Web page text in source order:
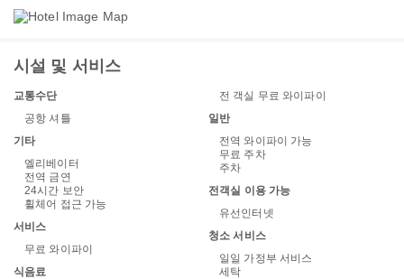
시설 및 서비스
교통수단
공항 셔틀
기타
엘리베이터
전역 금연
24시간 보안
휠체어 접근 가능
서비스
무료 와이파이
식음료
전 객실 무료 와이파이
일반
전역 와이파이 가능
무료 주차
주차
전객실 이용 가능
유선인터넷
청소 서비스
일일 가정부 서비스
세탁